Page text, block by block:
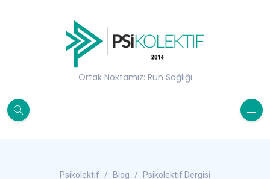
Ortak Noktamız: Ruh Sağlığı
Psikolektif Blog
Psikolektif Dergisi